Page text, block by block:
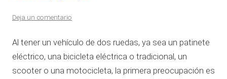
Deja un comentario
Al tener un vehículo de dos ruedas, ya sea un patinete
eléctrico, una bicicleta eléctrica o tradicional, un
scooter o una motocicleta, la primera preocupación es